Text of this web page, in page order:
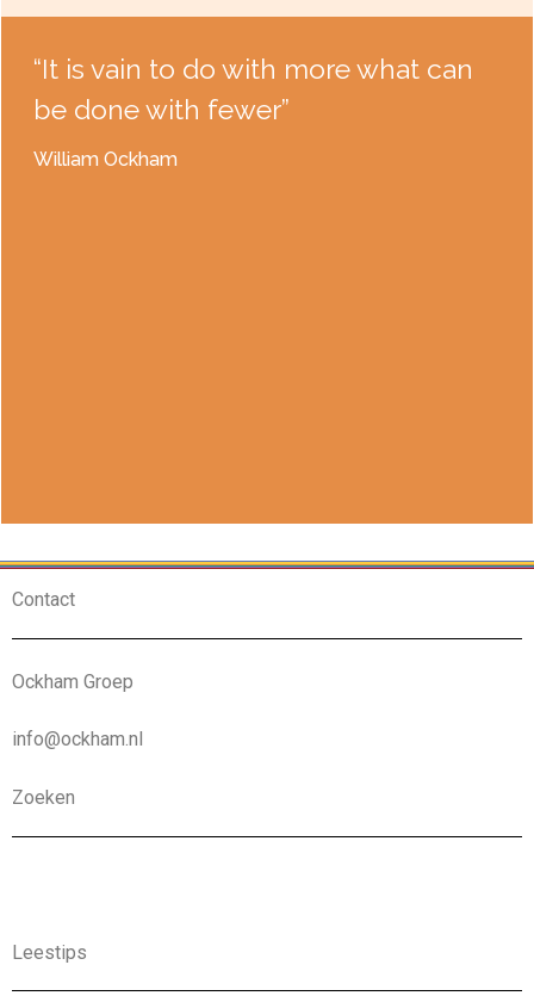
“It is vain to do with more what can
be done with fewer”
William Ockham
Contact
Ockham Groep
info@ockham.nl
Zoeken
Leestips